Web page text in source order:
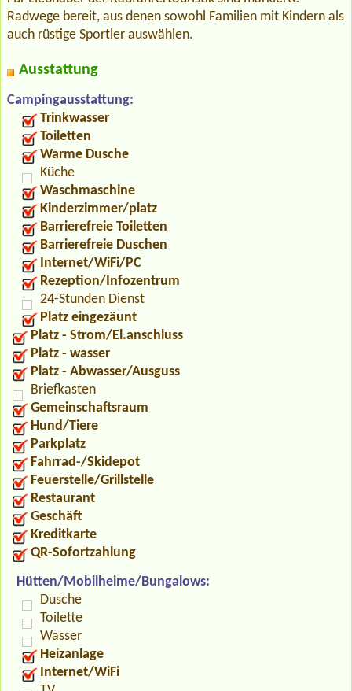
Radwege bereit, aus denen sowohl Familien mit Kindern als
auch rüstige Sportler auswählen.
Ausstattung
Campingausstattung:
Trinkwasser
Toiletten
Warme Dusche
Küche
Waschmaschine
Kinderzimmer/platz
Barrierefreie Toiletten
Barrierefreie Duschen
Internet/WiFi/PC
Rezeption/Infozentrum
24-Stunden Dienst
Platz eingezäunt
Platz - Strom/El.anschluss
Platz - wasser
Platz - Abwasser/Ausguss
Briefkasten
Gemeinschaftsraum
Hund/Tiere
Parkplatz
Fahrrad-/Skidepot
Feuerstelle/Grillstelle
Restaurant
Geschäft
Kreditkarte
QR-Sofortzahlung
Hütten/Mobilheime/Bungalows:
Dusche
Toilette
Wasser
Heizanlage
Internet/WiFi